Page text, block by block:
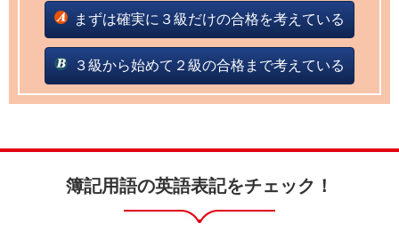
まずは確実に３級だけの合格を考えている
３級から始めて２級の合格まで考えている
簿記用語の英語表記をチェック！